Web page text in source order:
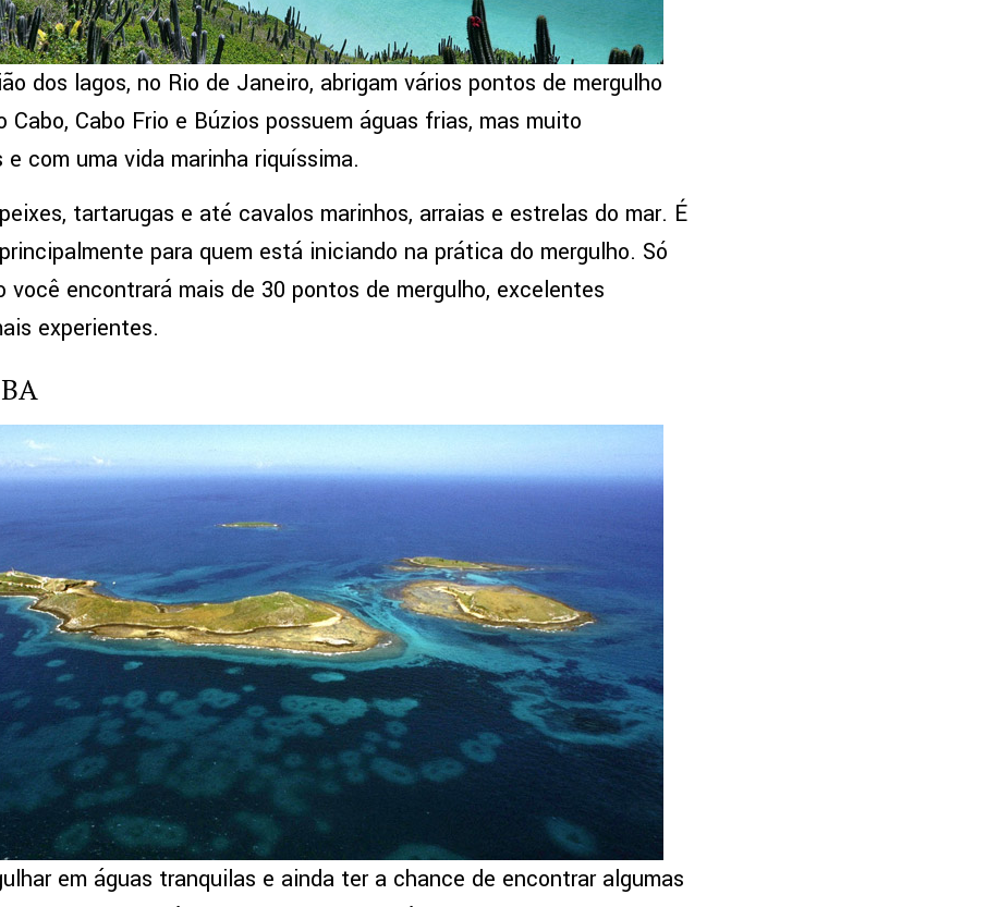
dos lagos, no Rio de Janeiro, abrigam vários pontos de mergulho
Cabo, Cabo Frio e Búzios possuem águas frias, mas muito
com uma vida marinha riquíssima.
tartarugas e até cavalos marinhos, arraias e estrelas do mar. É
para quem está iniciando na prática do mergulho. Só
você encontrará mais de 30 pontos de mergulho, excelentes
experientes.
em águas tranquilas e ainda ter a chance de encontrar algumas